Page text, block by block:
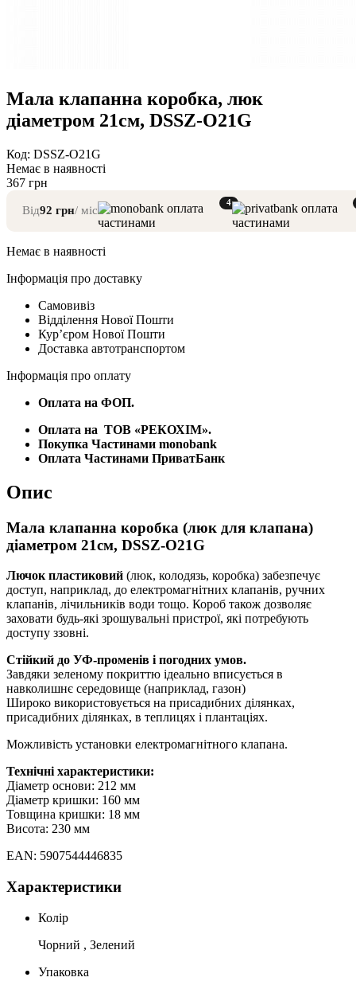
Мала клапанна коробка, люк
діаметром 21см, DSSZ-O21G
Код: DSSZ-O21G
Немає в наявності
367 грн
Від92 грн/ міс
4
Немає в наявності
Інформація про доставку
Самовивіз
Відділення Нової Пошти
Курʼєром Нової Пошти
Доставка автотранспортом
Інформація про оплату
Оплата на ФОП.
Оплата на ТОВ «РЕКОХІМ».
Покупка Частинами monobank
Оплата Частинами ПриватБанк
Опис
Мала клапанна коробка (люк для клапана)
діаметром 21см, DSSZ-O21G
Лючок пластиковий (люк, колодязь, коробка) забезпечує
доступ, наприклад, до електромагнітних клапанів, ручних
клапанів, лічильників води тощо. Короб також дозволяє
заховати будь-які зрошувальні пристрої, які потребують
доступу ззовні.
Стійкий до УФ-променів і погодних умов.
Завдяки зеленому покриттю ідеально вписується в
навколишнє середовище (наприклад, газон)
Широко використовується на присадибних ділянках,
присадибних ділянках, в теплицях і плантаціях.
Можливість установки електромагнітного клапана.
Технічні характеристики:
Діаметр основи: 212 мм
Діаметр кришки: 160 мм
Товщина кришки: 18 мм
Висота: 230 мм
EAN: 5907544446835
Характеристики
Колір
Чорний , Зелений
Упаковка